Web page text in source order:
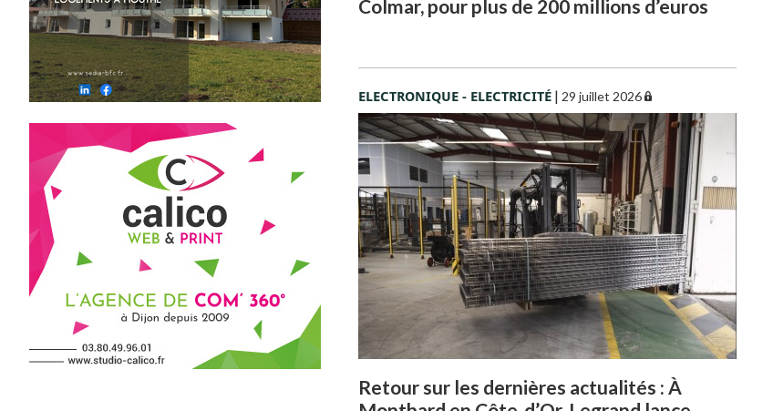
Colmar, pour plus de 200 millions d’euros
ELECTRONIQUE - ELECTRICITÉ | 29 juillet 2026
Retour sur les dernières actualités : À